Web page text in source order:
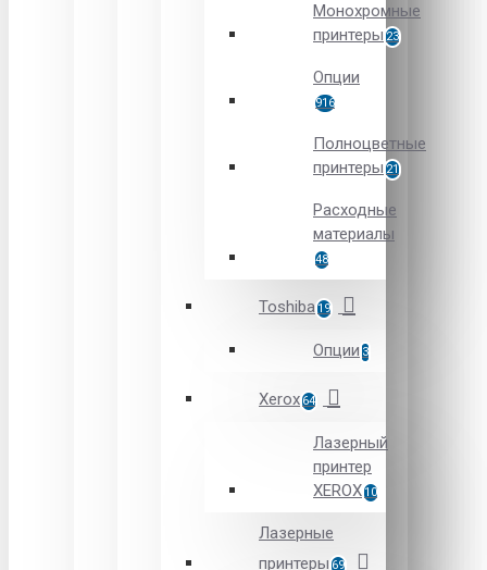
Монохромные
принтеры 23
Опции
916
Полноцветные
принтеры 21
Расходные
материалы
48
Toshiba19
Опции 3
Xerox64
Лазерный
принтер
XEROX10
Лазерные
принтеры 69